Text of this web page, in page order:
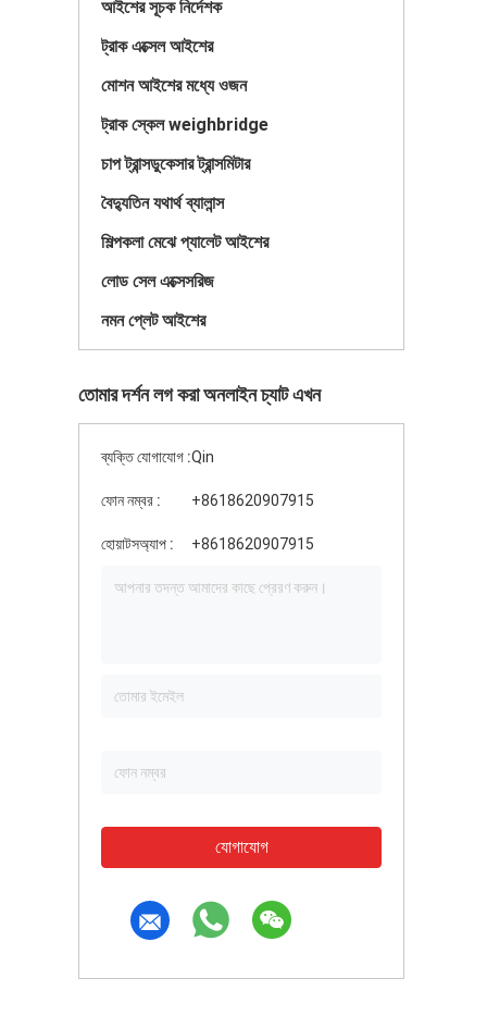
আইশের সূচক নির্দেশক
ট্রাক এক্সেল আইশের
মোশন আইশের মধ্যে ওজন
ট্রাক স্কেল weighbridge
চাপ ট্রান্সডুকেসার ট্রান্সমিটার
বৈদ্যুতিন যথার্থ ব্যালান্স
শিল্পকলা মেঝে প্যালেট আইশের
লোড সেল এক্সেসরিজ
নমন প্লেট আইশের
তোমার দর্শন লগ করা অনলাইন চ্যাট এখন
ব্যক্তি যোগাযোগ :Qin
ফোন নম্বর : +8618620907915
হোয়াটসঅ্যাপ : +8618620907915
যোগাযোগ